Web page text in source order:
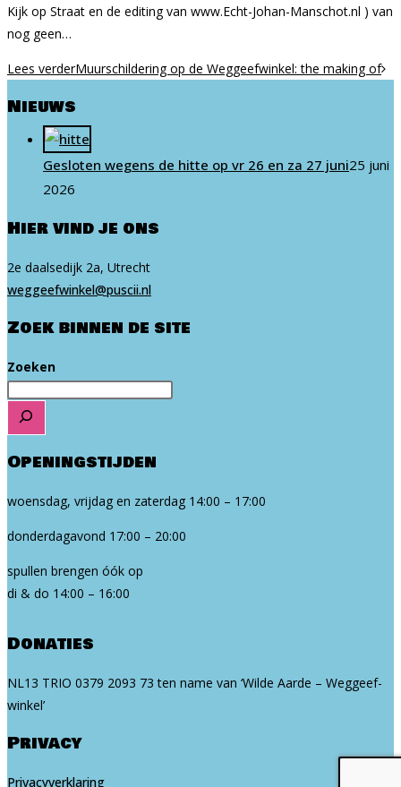
Kijk op Straat en de editing van www.Echt-Johan-Manschot.nl ) van
nog geen…
Lees verderMuur­schil­dering op de Weg­geef­winkel: the making of
Nieuws
Gesloten wegens de hitte op vr 26 en za 27 juni25 juni
2026
Hier vind je ons
2e daalsedijk 2a, Utrecht
weg​geef​win​kel​@puscii​.nl
Zoek binnen de site
Zoeken
Openingstijden
woensdag, vrijdag en zaterdag 14:00 – 17:00
donderdagavond 17:00 – 20:00
spullen brengen óók op
di & do 14:00 – 16:00
Donaties
NL13 TRIO 0379 2093 73 ten na­me van ‘Wilde Aarde – Weg­geef­
win­kel’
Privacy
Privacyverklaring